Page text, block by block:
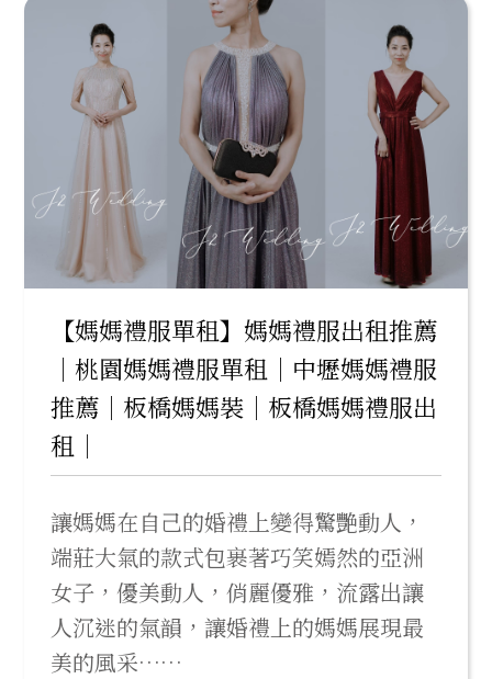
【媽媽禮服單租】媽媽禮服出租推薦
｜桃園媽媽禮服單租｜中壢媽媽禮服
推薦｜板橋媽媽裝｜板橋媽媽禮服出
租｜
讓媽媽在自己的婚禮上變得驚艷動人，
端莊大氣的款式包裹著巧笑嫣然的亞洲
女子，優美動人，俏麗優雅，流露出讓
人沉迷的氣韻，讓婚禮上的媽媽展現最
美的風采……